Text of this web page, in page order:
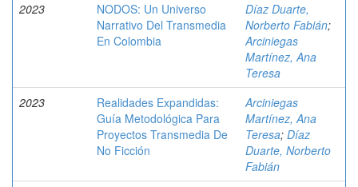
2023
NODOS: Un Universo
Narrativo Del Transmedia
En Colombia
Díaz Duarte,
Norberto Fabián;
Arciniegas
Martínez, Ana
Teresa
2023
Realidades Expandidas:
Guía Metodológica Para
Proyectos Transmedia De
No Ficción
Arciniegas
Martínez, Ana
Teresa; Díaz
Duarte, Norberto
Fabián